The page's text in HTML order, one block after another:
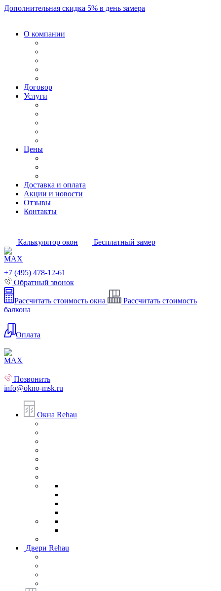
Дополнительная скидка 5% в день замера
О компании
Договор
Услуги
Цены
Доставка и оплата
Акции и новости
Отзывы
Контакты
Калькулятор окон Бесплатный замер
+7 (495) 478-12-61
Обратный звонок
Рассчитать стоимость окна
Рассчитать стоимость
балкона
Оплата
Позвонить
info@okno-msk.ru
Окна Rehau
Двери Rehau